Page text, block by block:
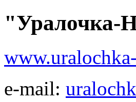
"Уралочка-
e-mail: